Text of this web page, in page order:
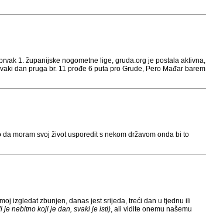
1. županijske nogometne lige, gruda.org je postala aktivna,
dan pruga br. 11 prođe 6 puta pro Grude, Pero Mađar barem
moram svoj život usporedit s nekom državom onda bi to
izgledat zbunjen, danas jest srijeda, treći dan u tjednu ili
je nebitno koji je dan, svaki je isti) , ali vidite onemu našemu